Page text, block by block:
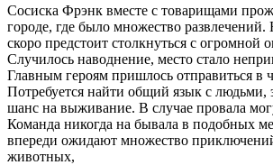
Сосиска Фрэнк вместе с товарищами
городе, где было множество
скоро предстоит столкнуться с огромной
Случилось наводнение, место стало
Главным героям пришлось отправиться в
Потребуется найти общий язык с людьми,
шанс на выживание. В случае провала
Команда никогда на бывала в подобных
впереди ожидают множество
животных,